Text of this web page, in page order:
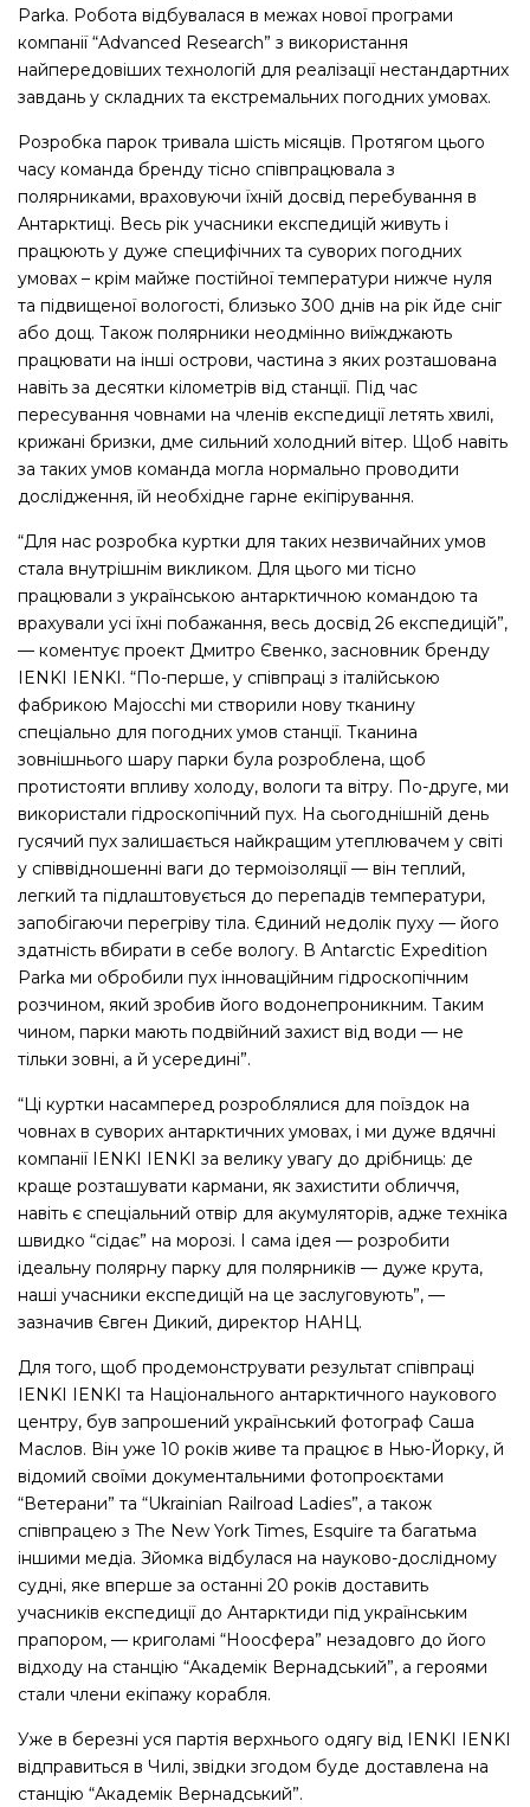
Parka. Робота відбувалася в межах нової програми
компанії “Advanced Research” з використання
найпередовіших технологій для реалізації нестандартних
завдань у складних та екстремальних погодних умовах.
Розробка парок тривала шість місяців. Протягом цього
часу команда бренду тісно співпрацювала з
полярниками, враховуючи їхній досвід перебування в
Антарктиці. Весь рік учасники експедицій живуть і
працюють у дуже специфічних та суворих погодних
умовах – крім майже постійної температури нижче нуля
та підвищеної вологості, близько 300 днів на рік йде сніг
або дощ. Також полярники неодмінно виїжджають
працювати на інші острови, частина з яких розташована
навіть за десятки кілометрів від станції. Під час
пересування човнами на членів експедиції летять хвилі,
крижані бризки, дме сильний холодний вітер. Щоб навіть
за таких умов команда могла нормально проводити
дослідження, їй необхідне гарне екіпірування.
“Для нас розробка куртки для таких незвичайних умов
стала внутрішнім викликом. Для цього ми тісно
працювали з українською антарктичною командою та
врахували усі їхні побажання, весь досвід 26 експедицій”,
— коментує проект Дмитро Євенко, засновник бренду
IENKI IENKI. “По-перше, у співпраці з італійською
фабрикою Majocchi ми створили нову тканину
спеціально для погодних умов станції. Тканина
зовнішнього шару парки була розроблена, щоб
протистояти впливу холоду, вологи та вітру. По-друге, ми
використали гідроскопічний пух. На сьогоднішній день
гусячий пух залишається найкращим утеплювачем у світі
у співвідношенні ваги до термоізоляції — він теплий,
легкий та підлаштовується до перепадів температури,
запобігаючи перегріву тіла. Єдиний недолік пуху — його
здатність вбирати в себе вологу. В Antarctic Expedition
Parka ми обробили пух інноваційним гідроскопічним
розчином, який зробив його водонепроникним. Таким
чином, парки мають подвійний захист від води — не
тільки зовні, а й усередині”.
“Ці куртки насамперед розроблялися для поїздок на
човнах в суворих антарктичних умовах, і ми дуже вдячні
компанії IENKI IENKI за велику увагу до дрібниць: де
краще розташувати кармани, як захистити обличчя,
навіть є спеціальний отвір для акумуляторів, адже техніка
швидко “сідає” на морозі. І сама ідея — розробити
ідеальну полярну парку для полярників — дуже крута,
наші учасники експедицій на це заслуговують”, —
зазначив Євген Дикий, директор НАНЦ.
Для того, щоб продемонструвати результат співпраці
IENKI IENKI та Національного антарктичного наукового
центру, був запрошений український фотограф Саша
Маслов. Він уже 10 років живе та працює в Нью-Йорку, й
відомий своїми документальними фотопроєктами
“Ветерани” та “Ukrainian Railroad Ladies”, а також
співпрацею з The New York Times, Esquire та багатьма
іншими медiа. Зйомка відбулася на науково-дослідному
судні, яке вперше за останні 20 років доставить
учасників експедиції до Антарктиди під українським
прапором, — криголамі “Ноосфера” незадовго до його
відходу на станцію “Академік Вернадський”, а героями
стали члени екіпажу корабля.
Уже в березні уся партія верхнього одягу від IENKI IENKI
відправиться в Чилі, звідки згодом буде доставлена на
станцію “Академік Вернадський”.